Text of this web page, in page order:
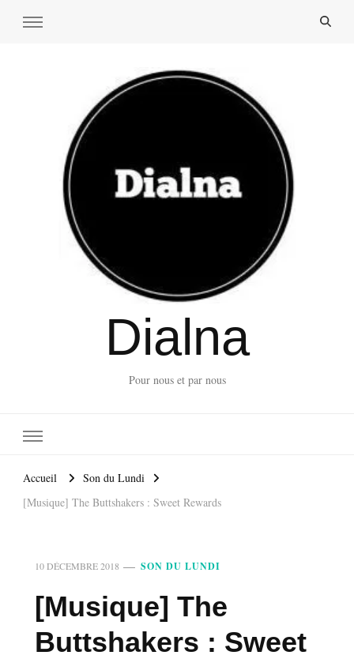
Dialna
Pour nous et par nous
Accueil
Son du Lundi
[Musique] The Buttshakers : Sweet Rewards
10 DÉCEMBRE 2018 SON DU LUNDI
[Musique] The
Buttshakers : Sweet